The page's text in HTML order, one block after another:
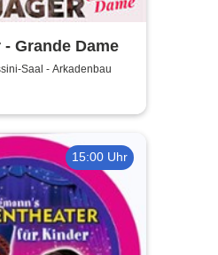
Grande Dame
Saal - Arkadenbau
15:00 Uhr